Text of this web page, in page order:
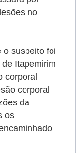
no
o suspeito foi
Itapemirim
corporal
corporal
da
os